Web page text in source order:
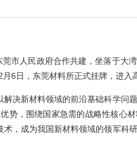
市人民政府合作共建，坐落于大
6日，东莞材料所正式挂牌，进入
决新材料领域的前沿基础科学问
势，围绕国家急需的战略性核心
，成为我国新材料领域的领军科